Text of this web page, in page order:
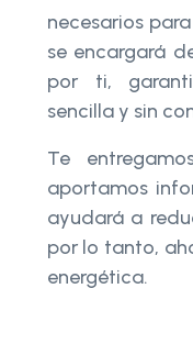
necesarios
se encargará
por ti,
sencilla y sin
Te
aportamos
ayudará a
por lo tanto,
energética.